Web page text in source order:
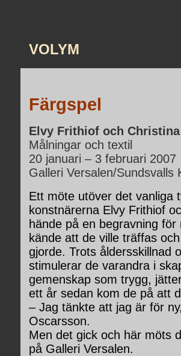
VOLYM
Färgspel
Elvy Frithiof och
Målningar och textil
20 januari – 3 februari 2007
Galleri Versalen/Sundsvalls
Ett möte utöver det vanliga
konstnärerna Elvy Frithiof
hände på en begravning
kände att de ville träffas
gjorde. Trots åldersskillnad
stimulerar de varandra i
gemenskap som trygg,
ett år sedan kom de på att
– Jag tänkte att jag är för
Oscarsson.
Men det gick och här möts
på Galleri Versalen.